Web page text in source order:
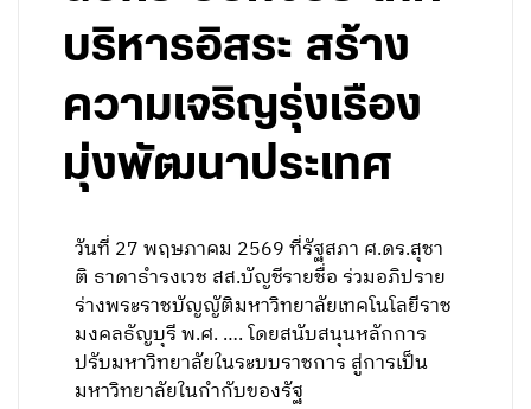
บริหารอิสระ สร้าง
ความเจริญรุ่งเรือง
มุ่งพัฒนาประเทศ
วันที่ 27 พฤษภาคม 2569 ที่รัฐสภา ศ.ดร.สุชา
ติ ธาดาธำรงเวช สส.บัญชีรายชื่อ ร่วมอภิปราย
ร่างพระราชบัญญัติมหาวิทยาลัยเทคโนโลยีราช
มงคลธัญบุรี พ.ศ. …. โดยสนับสนุนหลักการ
ปรับมหาวิทยาลัยในระบบราชการ สู่การเป็น
มหาวิทยาลัยในกำกับของรัฐ